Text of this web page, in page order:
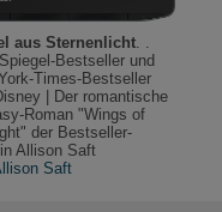
aus Sternenlicht. .
Bestseller und
Times-Bestseller
| Der romantische
Roman "Wings of
der Bestseller-
Allison Saft
Saft